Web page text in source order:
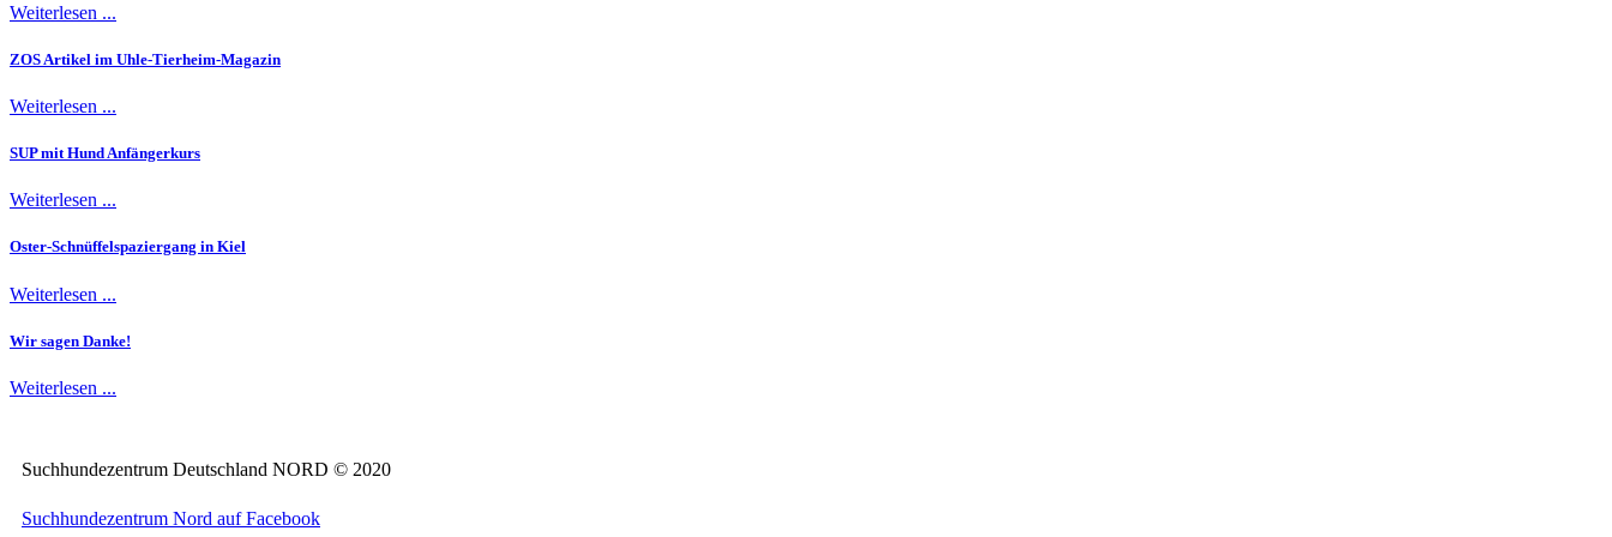
Weiterlesen ...
ZOS Artikel im Uhle-Tierheim-Magazin
Weiterlesen ...
SUP mit Hund Anfängerkurs
Weiterlesen ...
Oster-Schnüffelspaziergang in Kiel
Weiterlesen ...
Wir sagen Danke!
Weiterlesen ...
Suchhundezentrum Deutschland NORD © 2020
Suchhundezentrum Nord auf Facebook